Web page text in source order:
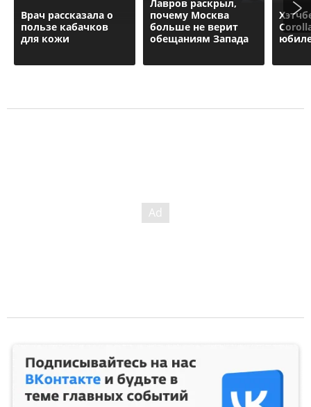
Врач рассказала о
пользе кабачков
для кожи
Лавров раскрыл,
почему Москва
больше не верит
обещаниям Запада